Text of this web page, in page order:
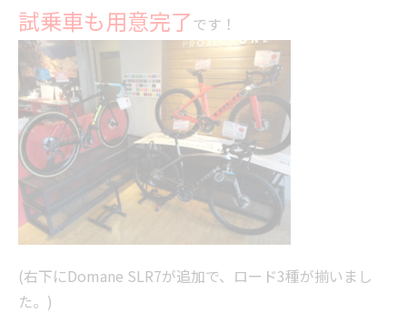
試乗車も用意完了です！
(右下にDomane SLR7が追加で、ロード3種が揃いまし
た。)